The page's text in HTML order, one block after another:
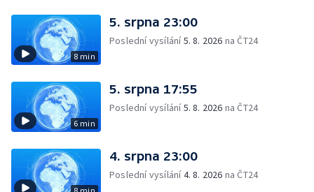
8 min
5. srpna 23:00
Poslední vysílání5. 8. 2026 na ČT24
6 min
5. srpna 17:55
Poslední vysílání5. 8. 2026 na ČT24
4. srpna 23:00
Poslední vysílání4. 8. 2026 na ČT24